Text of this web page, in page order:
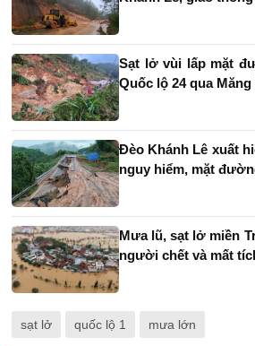
Sạt lở vùi lấp mặt
Quốc lộ 24 qua
Đèo Khánh Lê xuất
nguy hiểm, mặt
Mưa lũ, sạt lở miền
người chết và mất
sạt lở quốc lộ 1 mưa lớn